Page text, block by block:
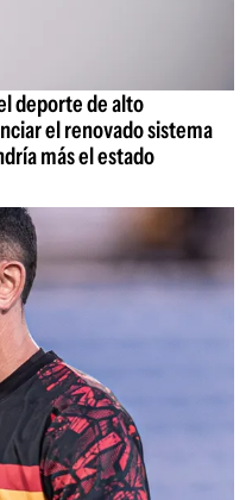
deporte de alto
el renovado sistema
más el estado